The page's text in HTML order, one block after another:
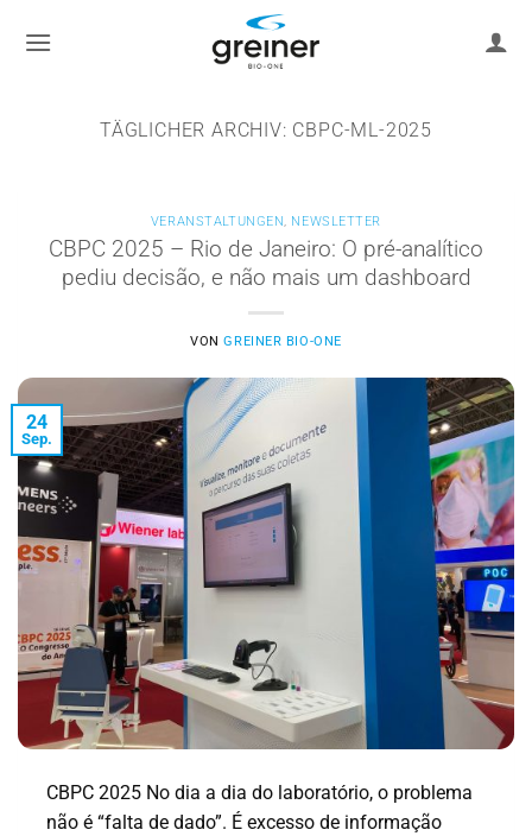
Inhalt
TÄGLICHER ARCHIV: CBPC-ML-2025
VERANSTALTUNGEN, NEWSLETTER
CBPC 2025 – Rio de Janeiro: O pré-analítico
pediu decisão, e não mais um dashboard
VONGREINER BIO-ONE
24
Sep.
CBPC 2025 No dia a dia do laboratório, o problema
não é “falta de dado”. É excesso de informação